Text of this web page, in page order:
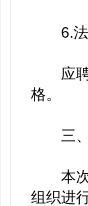
6.法
应聘
格。
三、
本次
组织进